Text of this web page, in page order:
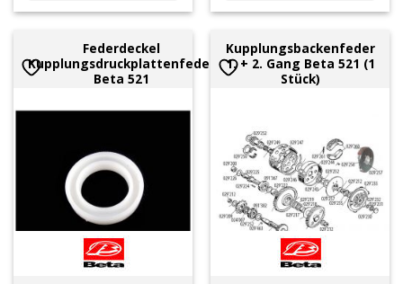
Federdeckel
Kupplungsdruckplattenfeder
Beta 521
Kupplungsbackenfeder
1. + 2. Gang Beta 521 (1
Stück)